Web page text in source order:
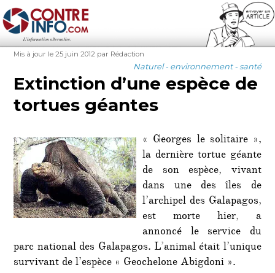
Contre-Info
Publié
Mis à jour le 25 juin 2012 Auteur
par Rédaction
Catégories
Naturel - environnement - santé
Extinction d’une espèce de
tortues géantes
« Georges le solitaire »,
la dernière tortue géante
de son espèce, vivant
dans une des îles de
l’archipel des Galapagos,
est morte hier, a
annoncé le service du
parc national des Galapagos. L’animal était l’unique
survivant de l’espèce « Geochelone Abigdoni ».